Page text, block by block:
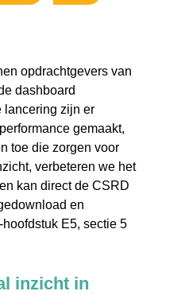
opdrachtgevers van
dashboard
lancering zijn er
gemaakt,
toe die zorgen voor
verbeteren we het
kan direct de CSRD
en
E5, sectie 5
inzicht in